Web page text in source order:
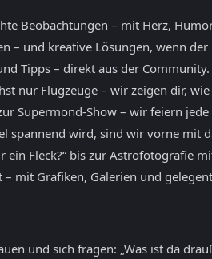
Beobachtungen – mit Herz,
– und kreative Lösungen, wenn
Tipps – direkt aus der Community.
nur Flugzeuge – wir zeigen dir,
Supermond-Show – wir feiern jede
spannend wird, sind wir vorne mit
ein Fleck?“ bis zur Astrofotografie
– mit Grafiken, Galerien und
und sich fragen: „Was ist da